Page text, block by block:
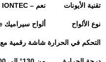
تقنية الأيونات نعم – IONTEC
نوع الألواح ألواح سيراميك
التحكم في الحرارة شاشة رقمية مع 9 إعدادات حرارة